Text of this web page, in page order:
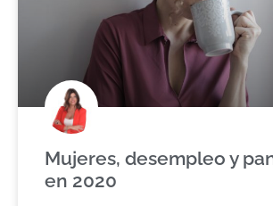
Mujeres, desempleo y
en 2020